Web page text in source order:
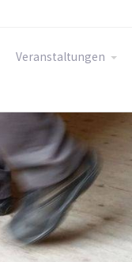
Veranstaltungen